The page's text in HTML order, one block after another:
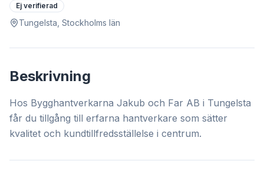
Ej verifierad
Tungelsta, Stockholms län
Beskrivning
Hos Bygghantverkarna Jakub och Far AB i Tungelsta
får du tillgång till erfarna hantverkare som sätter
kvalitet och kundtillfredsställelse i centrum.